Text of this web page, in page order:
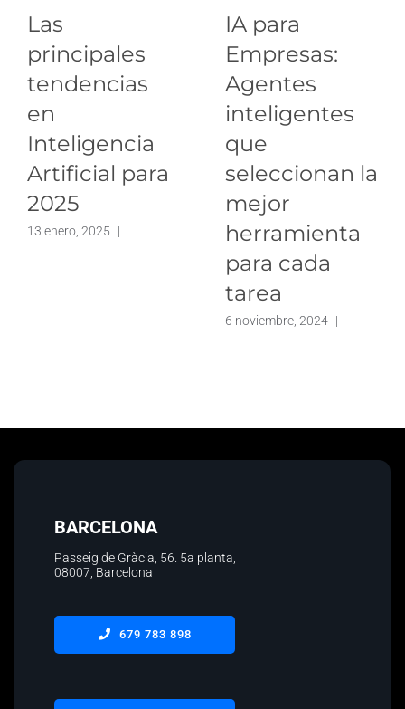
Las
principales
tendencias
en
Inteligencia
Artificial para
2025
13 enero, 2025 |
IA para
Empresas:
Agentes
inteligentes
que
seleccionan la
mejor
herramienta
para cada
tarea
6 noviembre, 2024 |
BARCELONA
Passeig de Gràcia, 56. 5a planta
08007, Barcelona
679 783 898